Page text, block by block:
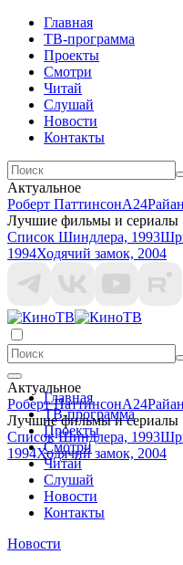
Главная
ТВ-программа
Проекты
Смотри
Читай
Слушай
Новости
Контакты
Актуальное
Роберт ПаттинсонA24
Лучшие фильмы и сериалы
Список Шиндлера, 1993
1994Ходячий замок, 2004
Актуальное
Роберт ПаттинсонA24
Лучшие фильмы и сериалы
Список Шиндлера, 1993
1994Ходячий замок, 2004
Главная
ТВ-программа
Проекты
Смотри
Читай
Слушай
Новости
Контакты
Новости